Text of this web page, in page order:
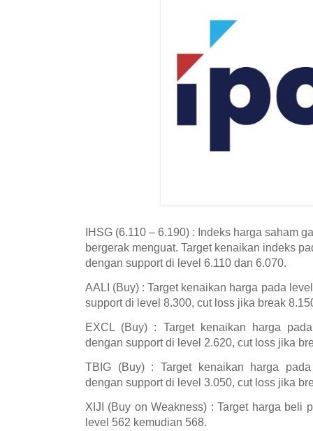
IHSG (6.110 – 6.190) : Indeks harga saham
bergerak menguat. Target kenaikan indeks
dengan support di level 6.110 dan 6.070.
AALI (Buy) : Target kenaikan harga pada
support di level 8.300, cut loss jika break
EXCL (Buy) : Target kenaikan harga
dengan support di level 2.620, cut loss jika
TBIG (Buy) : Target kenaikan harga
dengan support di level 3.050, cut loss jika
XIJI (Buy on Weakness) : Target harga beli
level 562 kemudian 568.